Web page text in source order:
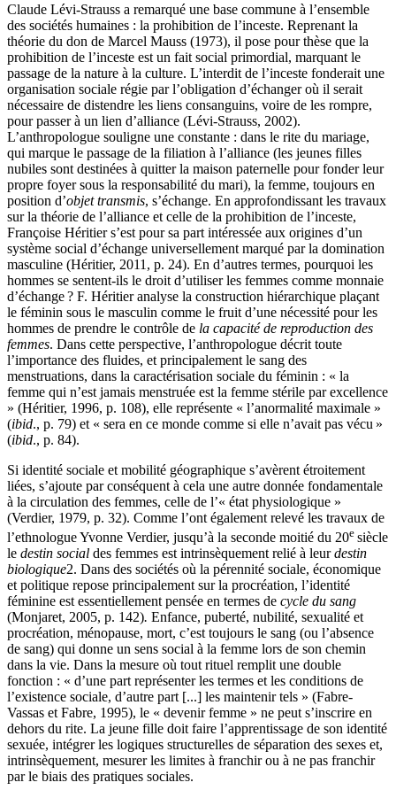
Claude Lévi-Strauss a remarqué une base commune à l’ensemble
des sociétés humaines : la prohibition de l’inceste. Reprenant la
théorie du don de Marcel Mauss (1973), il pose pour thèse que la
prohibition de l’inceste est un fait social primordial, marquant le
passage de la nature à la culture. L’interdit de l’inceste fonderait une
organisation sociale régie par l’obligation d’échanger où il serait
nécessaire de distendre les liens consanguins, voire de les rompre,
pour passer à un lien d’alliance (Lévi-Strauss, 2002).
L’anthropologue souligne une constante : dans le rite du mariage,
qui marque le passage de la filiation à l’alliance (les jeunes filles
nubiles sont destinées à quitter la maison paternelle pour fonder leur
propre foyer sous la responsabilité du mari), la femme, toujours en
position d’objet transmis, s’échange. En approfondissant les travaux
sur la théorie de l’alliance et celle de la prohibition de l’inceste,
Françoise Héritier s’est pour sa part intéressée aux origines d’un
système social d’échange universellement marqué par la domination
masculine (Héritier, 2011, p. 24). En d’autres termes, pourquoi les
hommes se sentent-ils le droit d’utiliser les femmes comme monnaie
d’échange ? F. Héritier analyse la construction hiérarchique plaçant
le féminin sous le masculin comme le fruit d’une nécessité pour les
hommes de prendre le contrôle de la capacité de reproduction des
femmes. Dans cette perspective, l’anthropologue décrit toute
l’importance des fluides, et principalement le sang des
menstruations, dans la caractérisation sociale du féminin : « la
femme qui n’est jamais menstruée est la femme stérile par excellence
» (Héritier, 1996, p. 108), elle représente « l’anormalité maximale »
(ibid., p. 79) et « sera en ce monde comme si elle n’avait pas vécu »
(ibid., p. 84).
Si identité sociale et mobilité géographique s’avèrent étroitement
liées, s’ajoute par conséquent à cela une autre donnée fondamentale
à la circulation des femmes, celle de l’« état physiologique »
(Verdier, 1979, p. 32). Comme l’ont également relevé les travaux de
l’ethnologue Yvonne Verdier, jusqu’à la seconde moitié du 20e siècle
le destin social des femmes est intrinsèquement relié à leurdestin
biologique2. Dans des sociétés où la pérennité sociale, économique
et politique repose principalement sur la procréation, l’identité
féminine est essentiellement pensée en termes de cycle du sang
(Monjaret, 2005, p. 142). Enfance, puberté, nubilité, sexualité et
procréation, ménopause, mort, c’est toujours le sang (ou l’absence
de sang) qui donne un sens social à la femme lors de son chemin
dans la vie. Dans la mesure où tout rituel remplit une double
fonction : « d’une part représenter les termes et les conditions de
l’existence sociale, d’autre part [...] les maintenir tels » (Fabre-
Vassas et Fabre, 1995), le « devenir femme » ne peut s’inscrire en
dehors du rite. La jeune fille doit faire l’apprentissage de son identité
sexuée, intégrer les logiques structurelles de séparation des sexes et,
intrinsèquement, mesurer les limites à franchir ou à ne pas franchir
par le biais des pratiques sociales.